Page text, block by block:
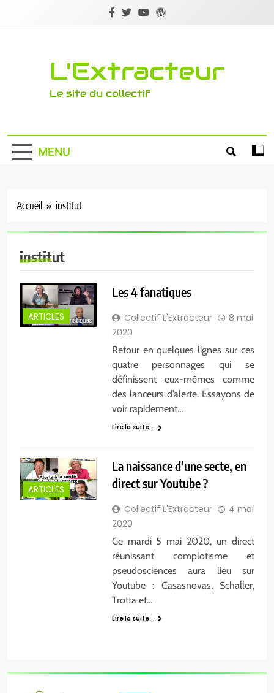
L'Extracteur
Le site du collectif
MENU
Accueil institut
institut
ARTICLES
Les 4 fanatiques
Collectif L'Extracteur
8 mai
2020
Retour en quelques lignes sur ces
quatre personnages qui se
définissent eux-mêmes comme
des lanceurs d’alerte. Essayons de
voir rapidement…
Lire la suite...
ARTICLES
La naissance d’une secte, en
direct sur Youtube ?
Collectif L'Extracteur
4 mai
2020
Ce mardi 5 mai 2020, un direct
réunissant complotisme et
pseudosciences aura lieu sur
Youtube : Casasnovas, Schaller,
Trotta et…
Lire la suite...